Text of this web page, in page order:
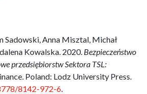
Sadowski, Anna Misztal, Michał
Kowalska. 2020. Bezpieczeństwo
przedsiębiorstw Sektora TSL:
Poland: Lodz University Press.
8142-972-6.